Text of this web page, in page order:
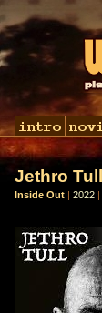
Jethro Tull
Inside Out | 2022 |